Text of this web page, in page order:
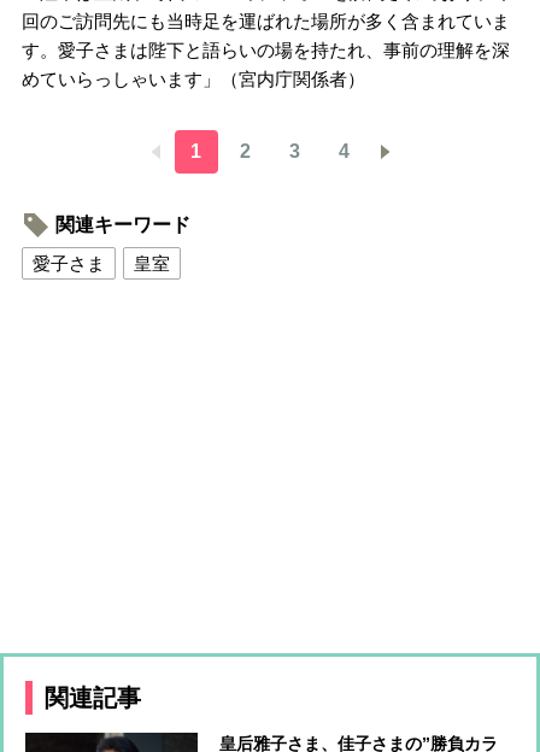
回のご訪問先にも当時足を運ばれた場所が多く含まれていま
す。愛子さまは陛下と語らいの場を持たれ、事前の理解を深
めていらっしゃいます」（宮内庁関係者）
1 2 3 4
関連キーワード
愛子さま
皇室
関連記事
皇后雅子さま、佳子さまの”勝負カラ